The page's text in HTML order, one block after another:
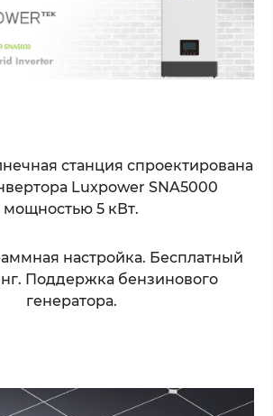
станция спроектирована
Luxpower SNA5000
мощностью 5 кВт.
настройка. Бесплатный
Поддержка бензинового
генератора.